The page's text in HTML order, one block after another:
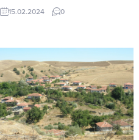
dolu anlar yaşattı.Denizhan
Mahallesi, Yozgat Caddesi üzerinde
sebepten dolayı kısa devre
meydana geldi. Kısa devre
nedeniyle duyulan patlama sesleri
ve alevler çevredekilerin panik
dolu anlar yaşamasına...
15.02.2024 0